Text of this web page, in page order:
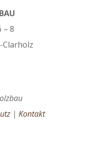
– 8
Clarholz
| Kontakt